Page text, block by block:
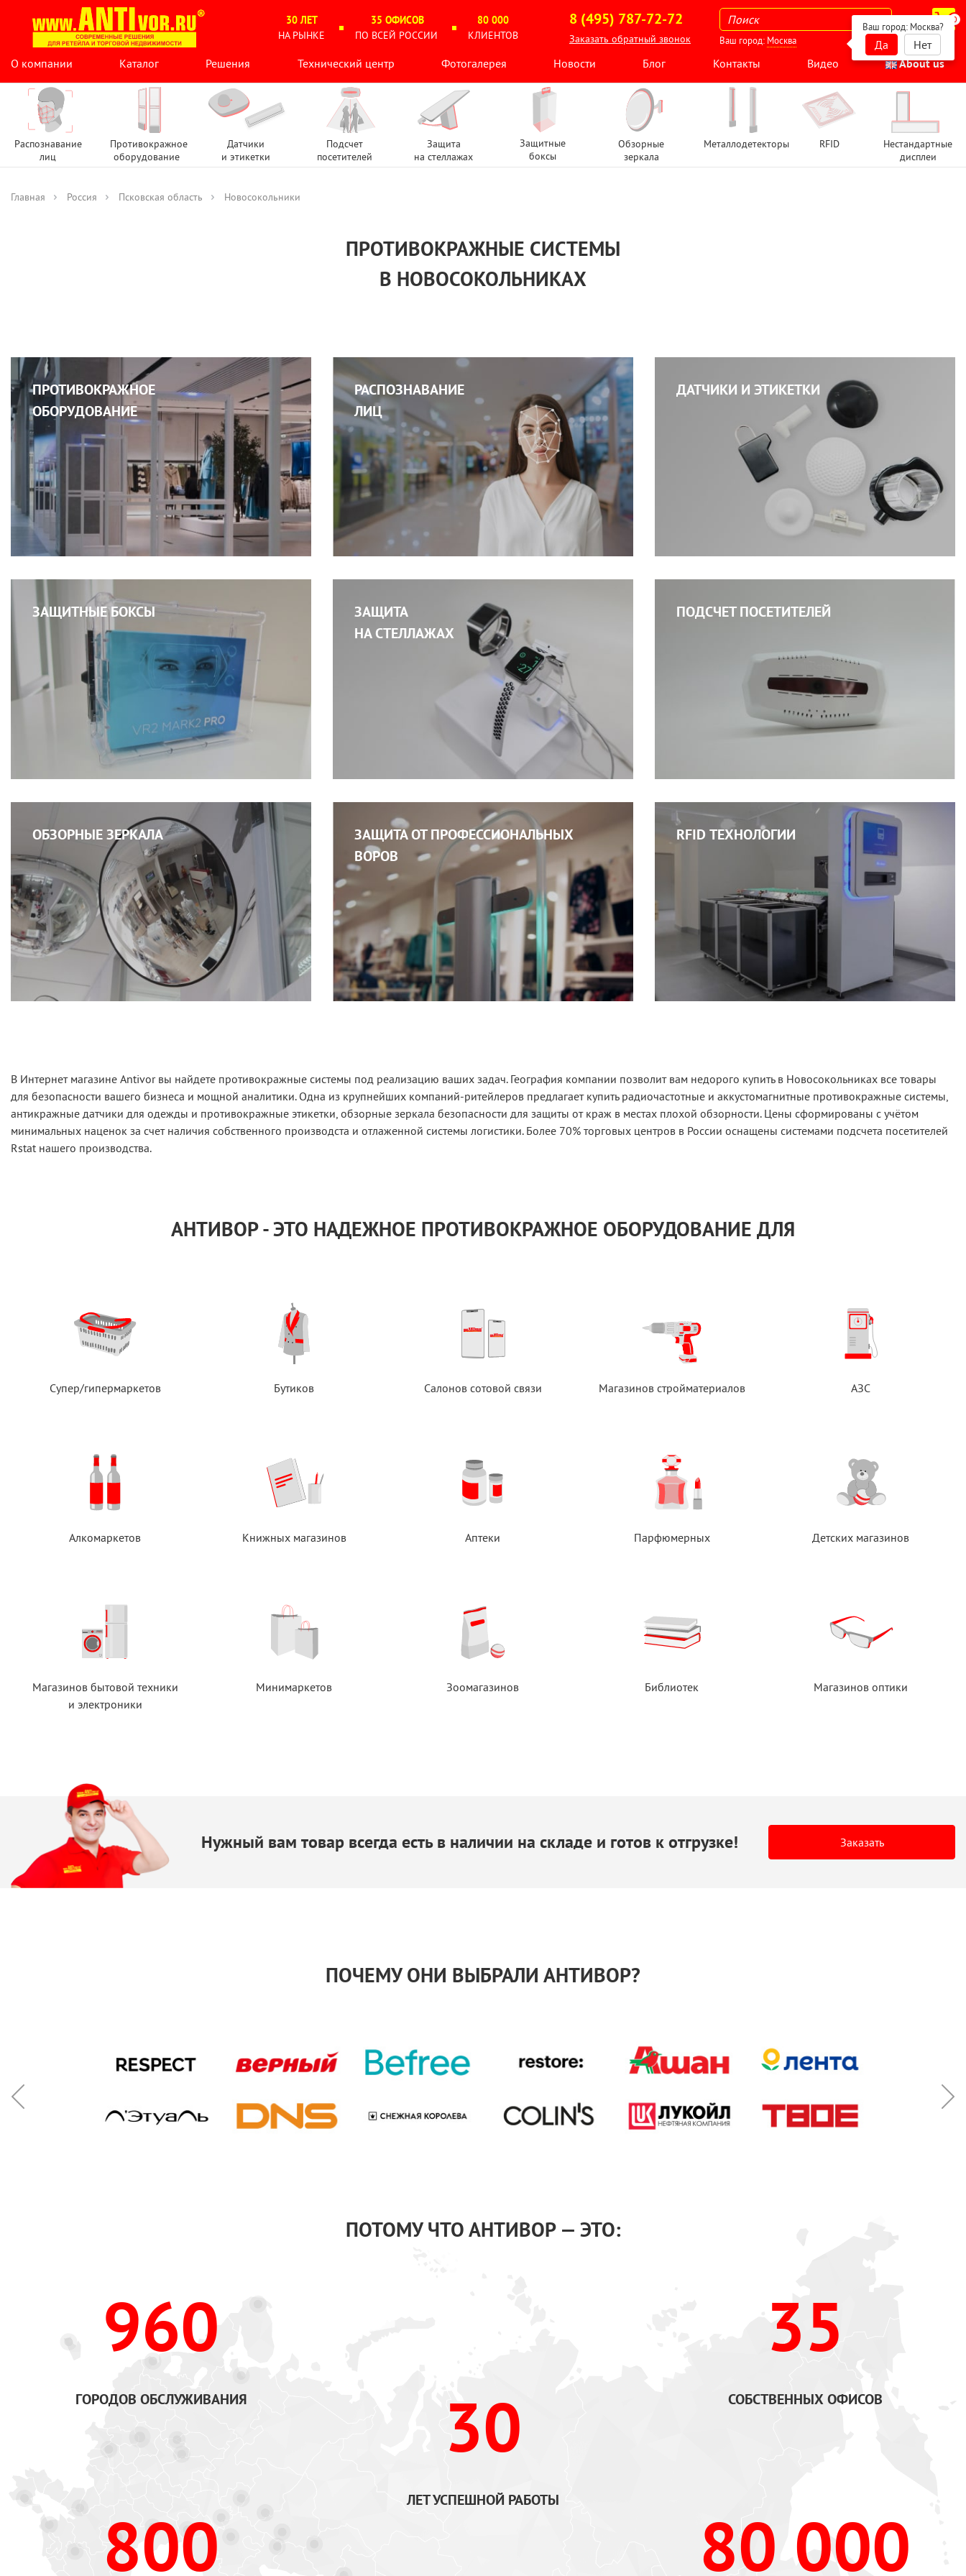
30 ЛЕТ
НА РЫНКЕ
35 ОФИСОВ
ПО ВСЕЙ РОССИИ
80 000
КЛИЕНТОВ
8 (495) 787-72-72
Заказать обратный звонок
0
Ваш город: Москва
Ваш город: Москва?
Да
Нет
О компании
Каталог Решения Технический центр Фотогалерея Новости Блог Контакты Видео About us
Распознавание
лиц
Противокражное
оборудование
Датчики
и этикетки
Подсчет
посетителей
Защита
на стеллажах
Защитные
боксы
Обзорные
зеркала
Металлодетекторы RFID
Нестандартные
дисплеи
Главная Россия Псковская область Новосокольники
ПРОТИВОКРАЖНЫЕ СИСТЕМЫ
В НОВОСОКОЛЬНИКАХ
ПРОТИВОКРАЖНОЕ
ОБОРУДОВАНИЕ
РАСПОЗНАВАНИЕ
ЛИЦ
ДАТЧИКИ И ЭТИКЕТКИ
ЗАЩИТНЫЕ БОКСЫ
ЗАЩИТА
НА СТЕЛЛАЖАХ
ПОДСЧЕТ ПОСЕТИТЕЛЕЙ
ОБЗОРНЫЕ ЗЕРКАЛА
ЗАЩИТА ОТ ПРОФЕССИОНАЛЬНЫХ
ВОРОВ
RFID ТЕХНОЛОГИИ
В Интернет магазине Antivor вы найдете противокражные системы под реализацию ваших задач. География компании позволит вам недорого купить в Новосокольниках все товары
для безопасности вашего бизнеса и мощной аналитики. Одна из крупнейших компаний-ритейлеров предлагает купить радиочастотные и аккустомагнитные противокражные системы,
антикражные датчики для одежды и противокражные этикетки, обзорные зеркала безопасности для защиты от краж в местах плохой обзорности. Цены сформированы с учётом
минимальных наценок за счет наличия собственного производста и отлаженной системы логистики. Более 70% торговых центров в России оснащены системами подсчета посетителей
Rstat нашего производства.
АНТИВОР - ЭТО НАДЕЖНОЕ ПРОТИВОКРАЖНОЕ ОБОРУДОВАНИЕ ДЛЯ
Супер/гипермаркетов Бутиков Салонов сотовой связи Магазинов стройматериалов АЗС
Алкомаркетов Книжных магазинов Аптеки Парфюмерных Детских магазинов
Магазинов бытовой техники
и электроники
Минимаркетов Зоомагазинов Библиотек Магазинов оптики
Нужный вам товар всегда естьв наличии на складе и готов к отгрузке! Заказать
ПОЧЕМУ ОНИ ВЫБРАЛИ АНТИВОР?
ПОТОМУ ЧТО АНТИВОР — ЭТО:
960
ГОРОДОВ ОБСЛУЖИВАНИЯ
800
30
ЛЕТ УСПЕШНОЙ РАБОТЫ
35
СОБСТВЕННЫХ ОФИСОВ
80 000